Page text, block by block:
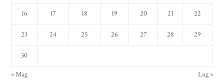
16 17 18 19 20 21 22
23 24 25 26 27 28 29
30
« Mag Lug »